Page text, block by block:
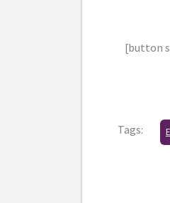
[button
Tags: